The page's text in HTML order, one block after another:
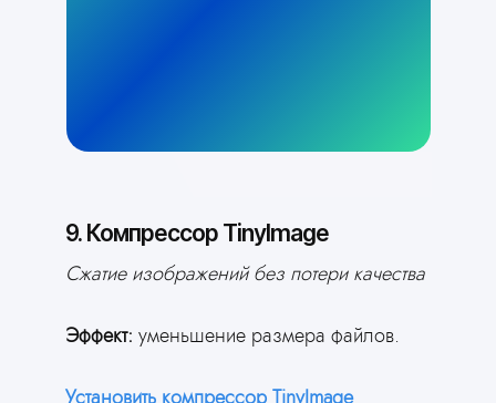
9. Компрессор TinyImage
Сжатие изображений без потери качества
Эффект: уменьшение размера файлов.